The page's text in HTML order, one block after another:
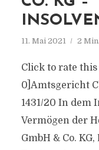
11. Mai 2021 2
Click to rate this
0]Amtsgericht
1431/20 In dem
Vermögen der
GmbH & Co.